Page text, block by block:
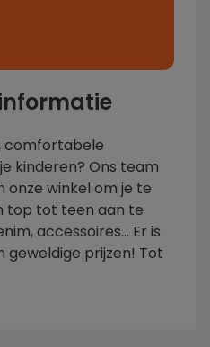
comfortabele
kinderen? Ons team
onze winkel om je te
top tot teen aan te
accessoires... Er is
geweldige prijzen! Tot